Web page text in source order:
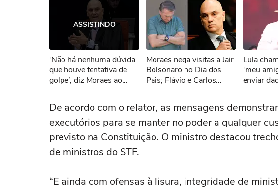
Ops!
Não foi possível reproduzir o
Tentar novamente
ASSISTINDO
‘Não há nenhuma dúvida
que houve tentativa de
golpe’, diz Moraes ao
Moraes nega visitas a Jair
Bolsonaro no Dia dos
Pais; Flávio e Carlos
Lula
‘meu
enviar
De acordo com o relator, as mensagens
executórios para se manter no poder a qualquer
previsto na Constituição. O ministro destacou
de ministros do STF.
“E ainda com ofensas à lisura, integridade de